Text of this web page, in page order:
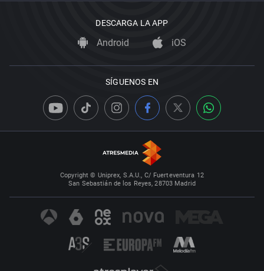
DESCARGA LA APP
Android iOS
SÍGUENOS EN
Copyright © Uniprex, S.A.U., C/ Fuerteventura 12
San Sebastián de los Reyes, 28703 Madrid